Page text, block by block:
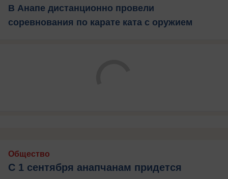
В Анапе дистанционно провели
соревнования по карате ката с оружием
Общество
С 1 сентября анапчанам придется